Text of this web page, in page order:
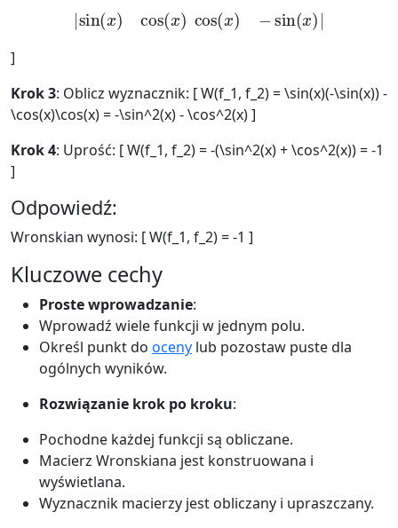
|sin )cos(x cos(x) sin(x)|
]
Krok 3: Oblicz wyznacznik: [ W(f_1, f_2) = \sin(x)(-\sin(x)) -
\cos(x)\cos(x) = -\sin^2(x) - \cos^2(x) ]
Krok 4: Uprość: [ W(f_1, f_2) = -(\sin^2(x) + \cos^2(x)) = -1
]
Odpowiedź:
Wronskian wynosi: [ W(f_1, f_2) = -1 ]
Kluczowe cechy
Proste wprowadzanie:
Wprowadź wiele funkcji w jednym polu.
Określ punkt do oceny lub pozostaw puste dla
ogólnych wyników.
Rozwiązanie krok po kroku:
Pochodne każdej funkcji są obliczane.
Macierz Wronskiana jest konstruowana i
wyświetlana.
Wyznacznik macierzy jest obliczany i upraszczany.